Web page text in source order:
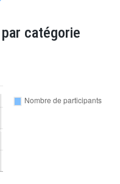
catégorie